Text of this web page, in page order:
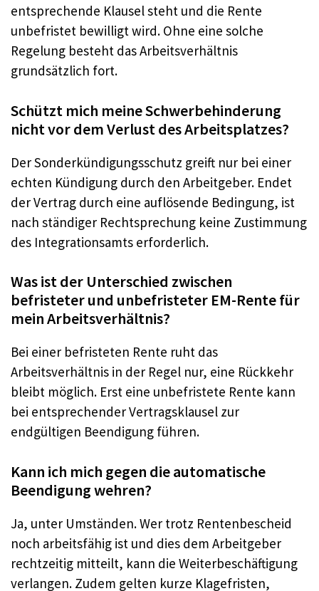
entsprechende Klausel steht und die Rente
unbefristet bewilligt wird. Ohne eine solche
Regelung besteht das Arbeitsverhältnis
grundsätzlich fort.
Schützt mich meine Schwerbehinderung
nicht vor dem Verlust des Arbeitsplatzes?
Der Sonderkündigungsschutz greift nur bei einer
echten Kündigung durch den Arbeitgeber. Endet
der Vertrag durch eine auflösende Bedingung, ist
nach ständiger Rechtsprechung keine Zustimmung
des Integrationsamts erforderlich.
Was ist der Unterschied zwischen
befristeter und unbefristeter EM-Rente für
mein Arbeitsverhältnis?
Bei einer befristeten Rente ruht das
Arbeitsverhältnis in der Regel nur, eine Rückkehr
bleibt möglich. Erst eine unbefristete Rente kann
bei entsprechender Vertragsklausel zur
endgültigen Beendigung führen.
Kann ich mich gegen die automatische
Beendigung wehren?
Ja, unter Umständen. Wer trotz Rentenbescheid
noch arbeitsfähig ist und dies dem Arbeitgeber
rechtzeitig mitteilt, kann die Weiterbeschäftigung
verlangen. Zudem gelten kurze Klagefristen,